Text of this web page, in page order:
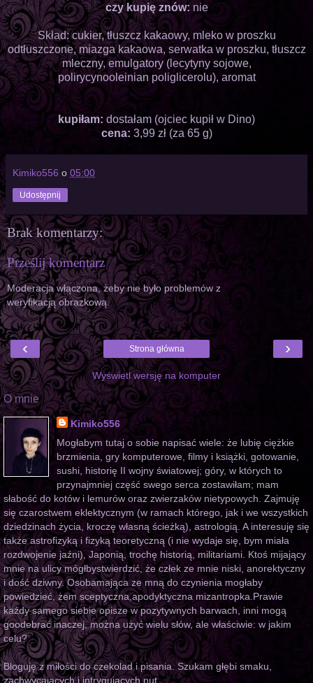
czy kupię znów: nie
Skład: cukier, tłuszcz kakaowy, mleko w proszku
odtłuszczone, miazga kakaowa, serwatka w proszku, tłuszcz
mleczny, emulgatory (lecytyny sojowe,
polirycynooleinian poliglicerolu), aromat
kupiłam: dostałam (ojciec kupił w Dino)
cena: 3,99 zł (za 65 g)
Kimiko556 o 05:00
Udostępnij
Brak komentarzy:
Prześlij komentarz
Moderacja włączona, żeby nie było problemów z
weryfikacją obrazkową.
‹ ›
Strona główna
Wyświetl wersję na komputer
O mnie
Kimiko556
Mogłabym tutaj o sobie napisać wiele: że lubię ciężkie
brzmienia, gry komputerowe, filmy i książki, gotowanie,
sushi, historię II wojny światowej; góry, w których to
przynajmniej część swego serca zostawiłam; mam
słabość do kotów i lemurów oraz zwierzaków nietypowych. Zajmuję
się czarostwem eklektycznym (w ramach którego, jak i we wszystkich
dziedzinach życia, kroczę własną ścieżką), astrologią. A interesuję się
także astrofizyką i fizyką teoretyczną (i nie wydaje się, bym miała
rozdwojenie jaźni), Japonią, trochę historią, militariami. Ktoś mijający
mnie na ulicy mógłbystwierdzić, że człek ze mnie niski, anorektyczny
i dość dziwny. Osobamająca ze mną do czynienia mogłaby
powiedzieć, żem sceptyczna,apodyktyczna mizantropka.Prawie
każdy samego siebie opisze w pozytywnych barwach, inni mogą
goodebrać inaczej, można użyć wielu słów, ale właściwie: w jakim
celu?
Bloguję z miłości do czekolad i pisania. Szukam głębi smaku,
zachwycających i intrygujących nut.